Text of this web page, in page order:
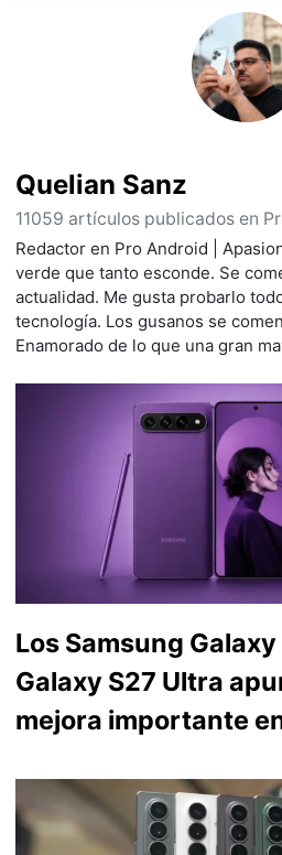
Quelian Sanz
11059 artículos publicados en
Redactor en Pro Android |
verde que tanto esconde. Se
actualidad. Me gusta probarlo
tecnología. Los gusanos se
Enamorado de lo que una gran
Los Samsung Galaxy
Galaxy S27 Ultra
mejora importante